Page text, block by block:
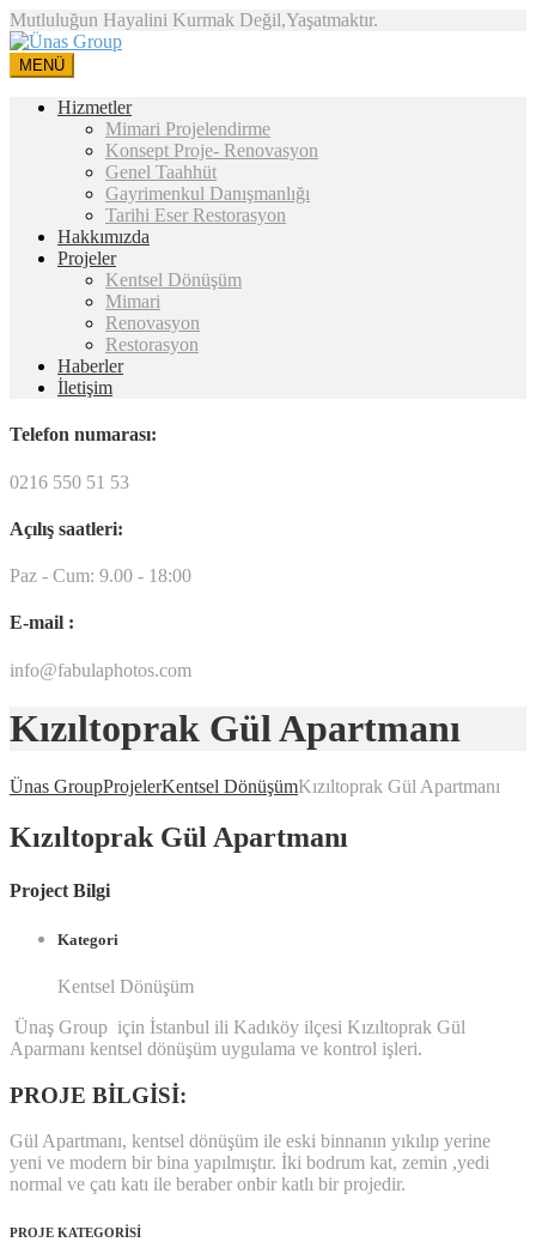
Mutluluğun Hayalini Kurmak Değil,Yaşatmaktır.
MENÜ
Hizmetler
Mimari Projelendirme
Konsept Proje- Renovasyon
Genel Taahhüt
Gayrimenkul Danışmanlığı
Tarihi Eser Restorasyon
Hakkımızda
Projeler
Kentsel Dönüşüm
Mimari
Renovasyon
Restorasyon
Haberler
İletişim
Telefon numarası:
0216 550 51 53
Açılış saatleri:
Paz - Cum: 9.00 - 18:00
E-mail :
info@fabulaphotos.com
Kızıltoprak Gül Apartmanı
Ünas GroupProjelerKentsel DönüşümKızıltoprak Gül Apartmanı
Kızıltoprak Gül Apartmanı
Project Bilgi
Kategori
Kentsel Dönüşüm
Ünaş Group için İstanbul ili Kadıköy ilçesi Kızıltoprak Gül
Aparmanı kentsel dönüşüm uygulama ve kontrol işleri.
PROJE BİLGİSİ:
Gül Apartmanı, kentsel dönüşüm ile eski binnanın yıkılıp yerine
yeni ve modern bir bina yapılmıştır. İki bodrum kat, zemin ,yedi
normal ve çatı katı ile beraber onbir katlı bir projedir.
PROJE KATEGORİSİ